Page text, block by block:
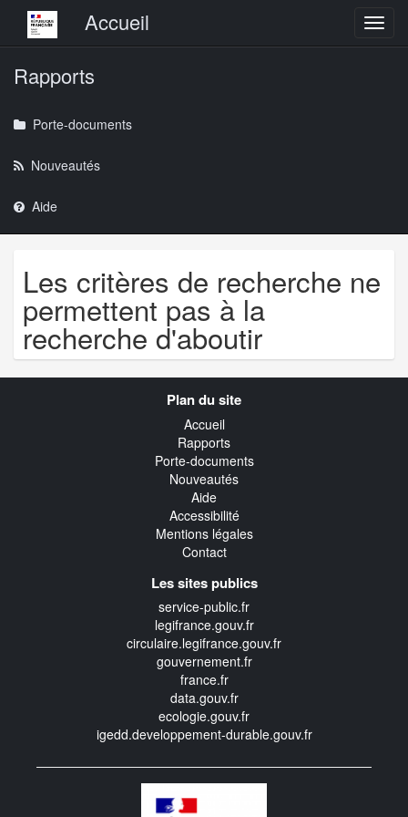
Menu principalAccueil
Rapports
Porte-documents
Nouveautés
Aide
Les critères de recherche ne
permettent pas à la
recherche d'aboutir
Plan du site
Accueil
Rapports
Porte-documents
Nouveautés
Aide
Accessibilité
Mentions légales
Contact
Les sites publics
service-public.fr
legifrance.gouv.fr
circulaire.legifrance.gouv.fr
gouvernement.fr
france.fr
data.gouv.fr
ecologie.gouv.fr
igedd.developpement-durable.gouv.fr